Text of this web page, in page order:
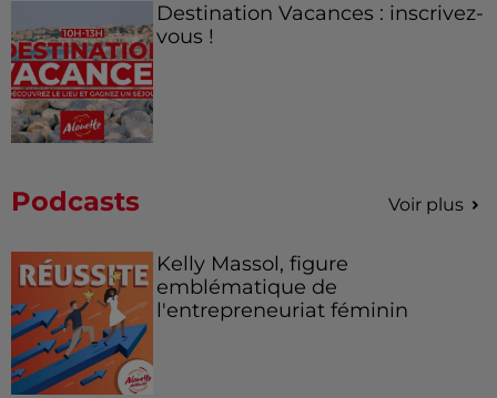
Destination Vacances : inscrivez-
vous !
Podcasts Voir plus
Kelly Massol, figure
emblématique de
l'entrepreneuriat féminin